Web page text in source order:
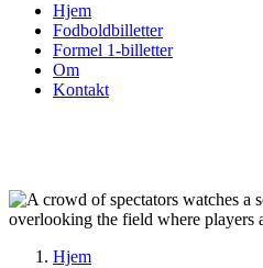
Hjem
Fodboldbilletter
Formel 1-billetter
Om
Kontakt
Hjem